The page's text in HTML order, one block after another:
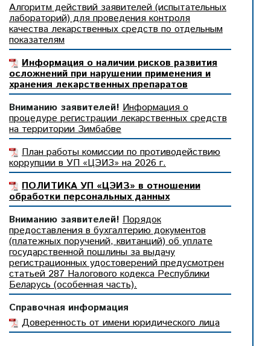
Алгоритм действий заявителей (испытательных
лабораторий) для проведения контроля
качества лекарственных средств по отдельным
показателям
Информация о наличии рисков развития
осложнений при нарушении применения и
хранения лекарственных препаратов
Вниманию заявителей! Информация о
процедуре регистрации лекарственных средств
на территории Зимбабве
План работы комиссии по противодействию
коррупции в УП «ЦЭИЗ» на 2026 г.
ПОЛИТИКА УП «ЦЭИЗ» в отношении
обработки персональных данных
Вниманию заявителей! Порядок
предоставления в бухгалтерию документов
(платежных поручений, квитанций) об уплате
государственной пошлины за выдачу
регистрационных удостоверений предусмотрен
статьей 287 Налогового кодекса Республики
Беларусь (особенная часть).
Справочная информация
Доверенность от имени юридического лица